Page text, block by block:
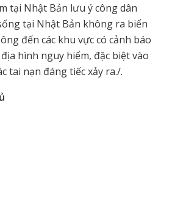
tại Nhật Bản lưu ý công dân
tại Nhật Bản không ra biển
đến các khu vực có cảnh báo
hình nguy hiểm, đặc biệt vào
tai nạn đáng tiếc xảy ra./.